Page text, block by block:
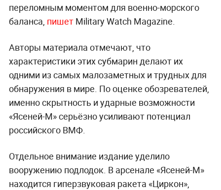
переломным моментом для военно-морского
баланса, пишетMilitary Watch Magazine.
Авторы материала отмечают, что
характеристики этих субмарин делают их
одними из самых малозаметных и трудных для
обнаружения в мире. По оценке обозревателей,
именно скрытность и ударные возможности
«Ясеней-М» серьёзно усиливают потенциал
российского ВМФ.
Отдельное внимание издание уделило
вооружению подлодок. В арсенале «Ясеней-М»
находится гиперзвуковая ракета «Циркон»,